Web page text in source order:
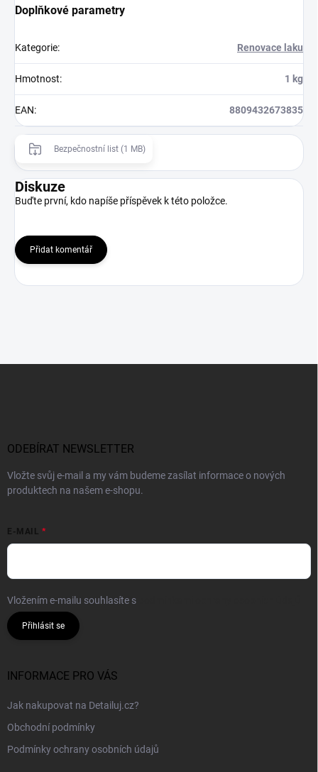
Doplňkové parametry
Kategorie: Renovace laku
Hmotnost: 1 kg
EAN: 8809432673835
Bezpečnostní list (1 MB)
Diskuze
Buďte první, kdo napíše příspěvek k této položce.
Přidat komentář
ODEBÍRAT NEWSLETTER
Vložte svůj e-mail a my vám budeme zasílat informace o nových
produktech na našem e-shopu.
E-MAIL
Vložením e-mailu souhlasíte s
Přihlásit se
INFORMACE PRO VÁS
Jak nakupovat na Detailuj.cz?
Obchodní podmínky
Podmínky ochrany osobních údajů